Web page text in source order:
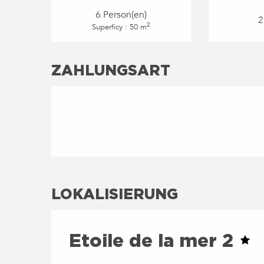
6 Person(en)
Superficy : 50 m2
ZAHLUNGSART
LOKALISIERUNG
Etoile de la mer 2